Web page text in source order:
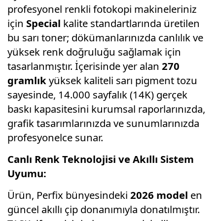
profesyonel renkli fotokopi makineleriniz
için Special kalite standartlarında üretilen
bu sarı toner; dökümanlarınızda canlılık ve
yüksek renk doğruluğu sağlamak için
tasarlanmıştır. İçerisinde yer alan 270
gramlık yüksek kaliteli sarı pigment tozu
sayesinde, 14.000 sayfalık (14K) gerçek
baskı kapasitesini kurumsal raporlarınızda,
grafik tasarımlarınızda ve sunumlarınızda
profesyonelce sunar.
Canlı Renk Teknolojisi ve Akıllı Sistem
Uyumu:
Ürün, Perfix bünyesindeki 2026 model en
güncel akıllı çip donanımıyla donatılmıştır.